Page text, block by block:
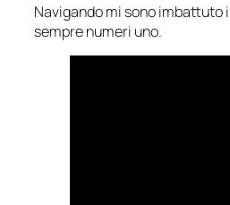
Navigando mi sono imbattuto
sempre numeri uno.